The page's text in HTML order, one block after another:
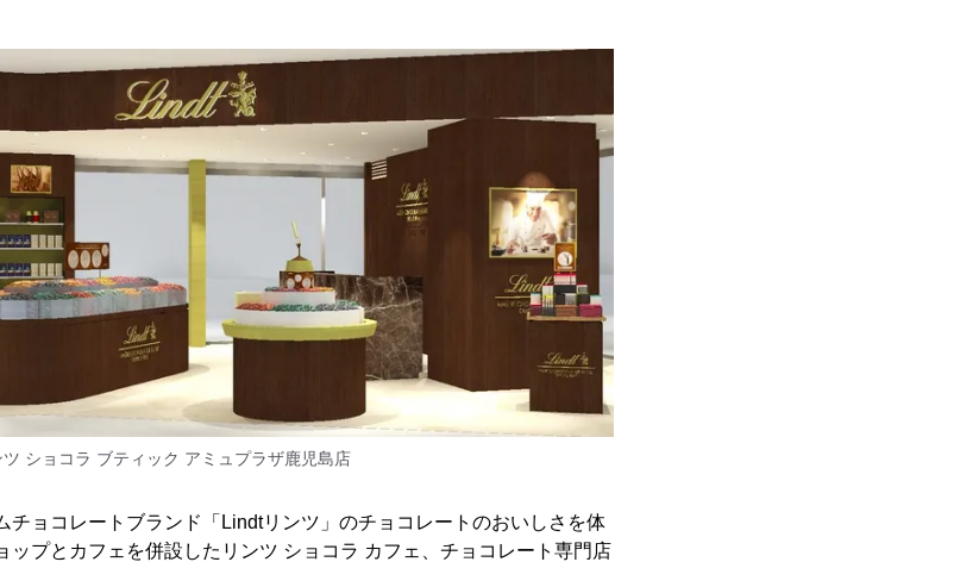
ツ ショコラ ブティック アミュプラザ鹿児島店
チョコレートブランド「Lindtリンツ」のチョコレートのおいしさを体
ップとカフェを併設したリンツ ショコラ カフェ、チョコレート専門店